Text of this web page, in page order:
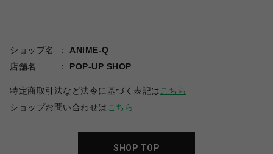
ショップ名
ANIME-Q
店舗名
POP-UP SHOP
特定商取引法など法令に基づく表記は こちら
ショップお問い合わせは こちら
SHOP TOP